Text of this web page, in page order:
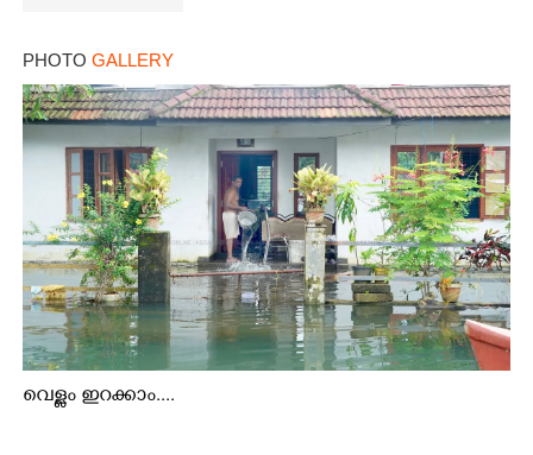
PHOTO GALLERY
വെള്ളം ഇറക്കാം....